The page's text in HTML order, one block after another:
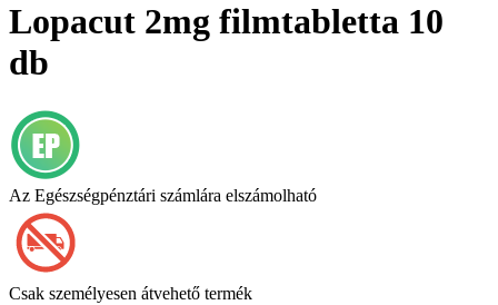
Lopacut 2mg filmtabletta 10
db
Az Egészségpénztári számlára elszámolható
Csak személyesen átvehető termék